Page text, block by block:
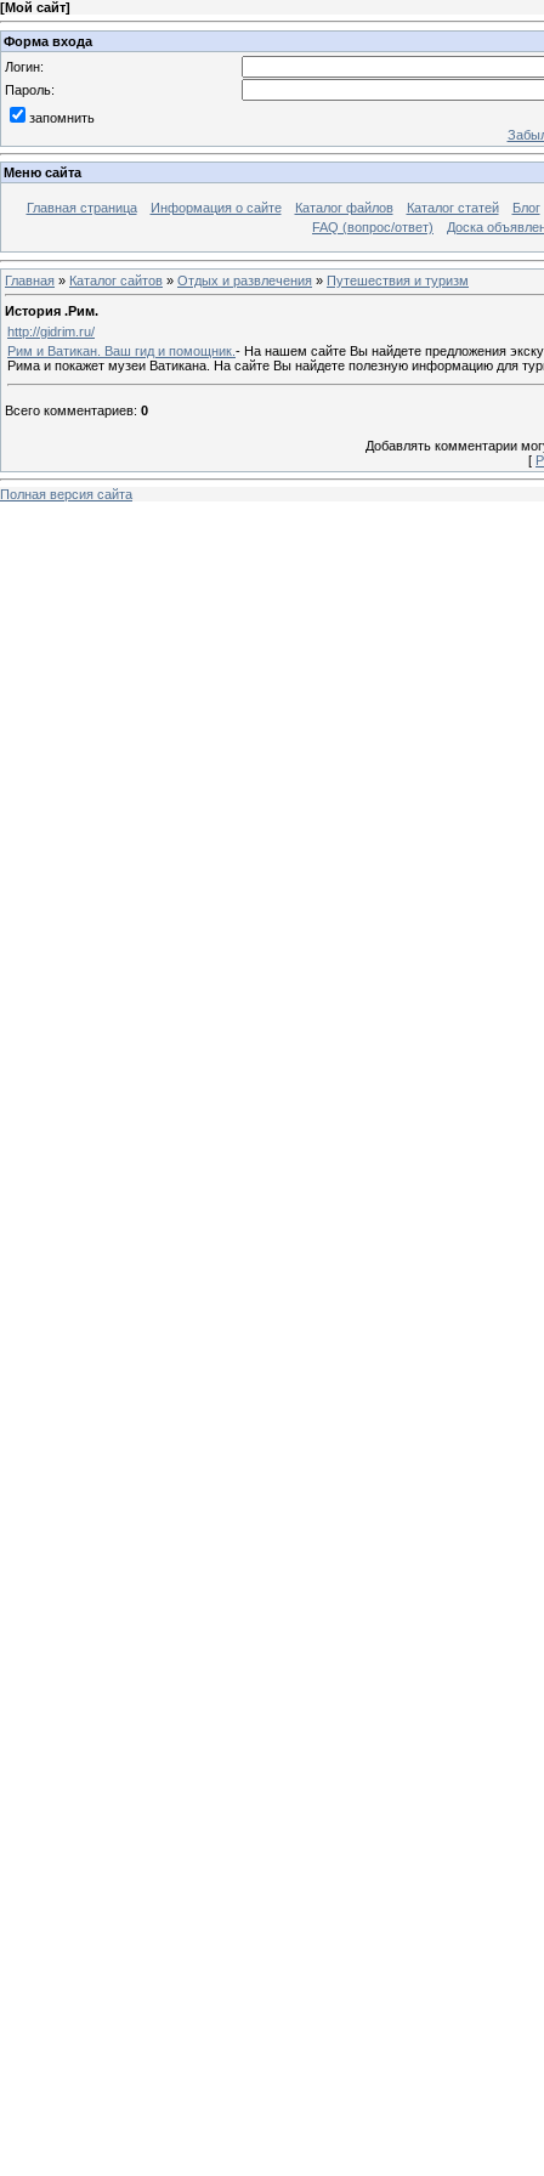
[Мой сайт]
Форма входа
Логин:
Пароль:
запомнить
Меню сайта
Главная страница Информация о сайте Каталог файлов Каталог статей
Блог
FAQ (вопрос/ответ)
Доска
Главная » Каталог сайтов » Отдых и развлечения » Путешествия и туризм
История .Рим.
http://gidrim.ru/
Рим и Ватикан. Ваш гид и помощник. - На нашем сайте Вы найдете предложения
Рима и покажет музеи Ватикана. На сайте Вы найдете полезную информацию для
Всего комментариев: 0
Добавлять комментарии
[
Полная версия сайта